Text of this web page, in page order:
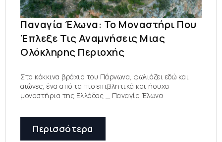
Παναγία Έλωνα: Το Μοναστήρι Που
Έπλεξε Τις Αναμνήσεις Μιας
Ολόκληρης Περιοχής
Στα κόκκινα βράχια του Πάρνωνα, φωλιάζει εδώ και
αιώνες, ένα από τα πιο επιβλητικά και ήσυχα
μοναστήρια της Ελλάδας _ Παναγία Έλωνα
Περισσότερα